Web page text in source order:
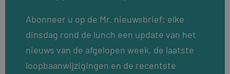
Abonneer u op de Mr. nieuwsbrief: elke
dinsdag rond de lunch een update van het
nieuws van de afgelopen week, de laatste
loopbaanwijzigingen en de recentste